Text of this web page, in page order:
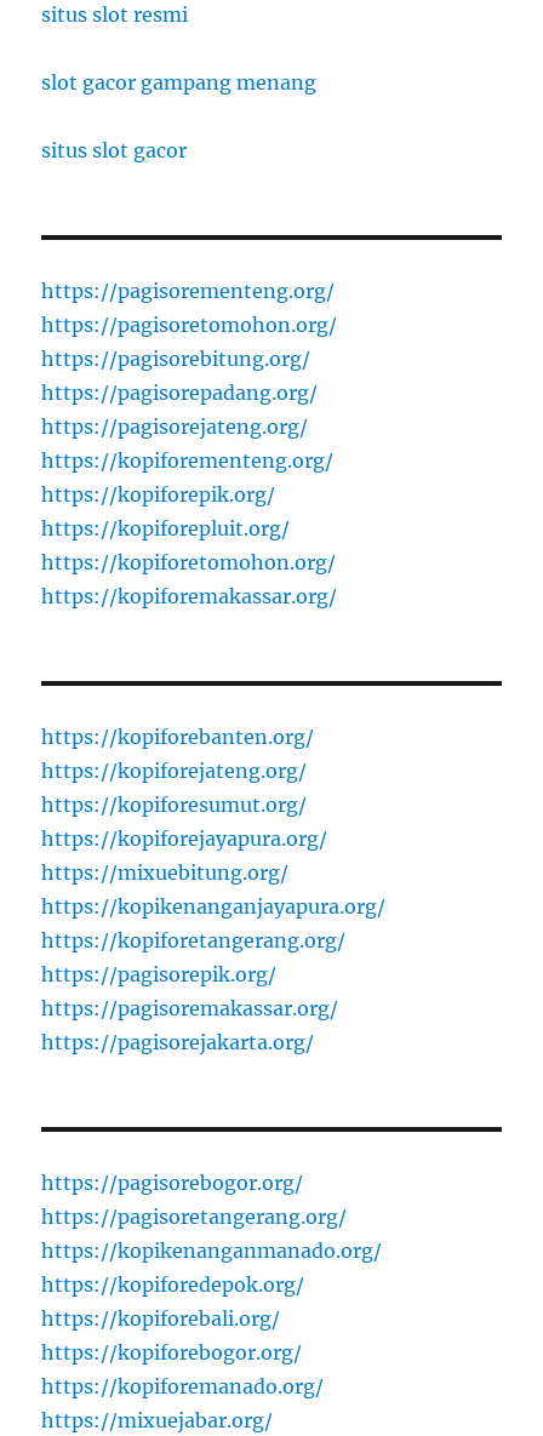
situs slot resmi
slot gacor gampang menang
situs slot gacor
https://pagisorementeng.org/
https://pagisoretomohon.org/
https://pagisorebitung.org/
https://pagisorepadang.org/
https://pagisorejateng.org/
https://kopiforementeng.org/
https://kopiforepik.org/
https://kopiforepluit.org/
https://kopiforetomohon.org/
https://kopiforemakassar.org/
https://kopiforebanten.org/
https://kopiforejateng.org/
https://kopiforesumut.org/
https://kopiforejayapura.org/
https://mixuebitung.org/
https://kopikenanganjayapura.org/
https://kopiforetangerang.org/
https://pagisorepik.org/
https://pagisoremakassar.org/
https://pagisorejakarta.org/
https://pagisorebogor.org/
https://pagisoretangerang.org/
https://kopikenanganmanado.org/
https://kopiforedepok.org/
https://kopiforebali.org/
https://kopiforebogor.org/
https://kopiforemanado.org/
https://mixuejabar.org/